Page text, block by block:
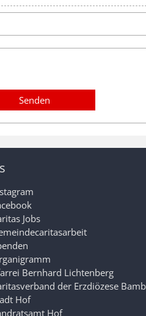
Jobs
Bernhard Lichtenberg
der Erzdiözese
Hof
Hof